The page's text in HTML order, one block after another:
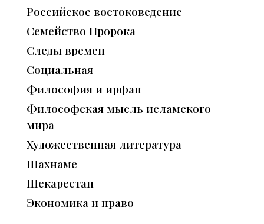
Российское востоковедение
Семейство Пророка
Следы времен
Социальная
Философия и ирфан
Философская мысль исламского
мира
Художественная литература
Шахнаме
Шекарестан
Экономика и право